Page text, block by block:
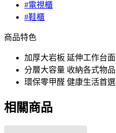
#電視櫃
#鞋櫃
商品特色
加厚大岩板 延伸工作台面
分層大容量 收納各式物品
環保零甲醛 健康生活首選
相關商品